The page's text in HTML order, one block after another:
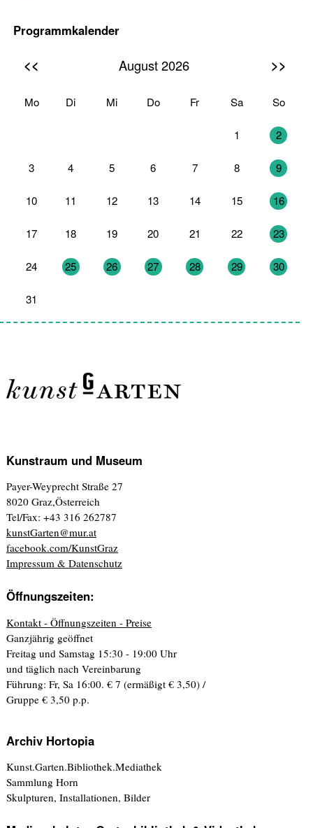
Programmkalender
<< August 2026 >>
Mo Di Mi Do Fr Sa So
1 2
3 4 5 6 7 8 9
10 11 12 13 14 15 16
17 18 19 20 21 22 23
24 25 26 27 28 29 30
31
Kunstraum und Museum
Payer-Weyprecht Straße 27
8020 Graz,Österreich
Tel/Fax: +43 316 262787
kunstGarten@mur.at
facebook.com/KunstGraz
Impressum & Datenschutz
Öffnungszeiten:
Kontakt - Öffnungszeiten - Preise
Ganzjährig geöffnet
Freitag und Samstag 15:30 - 19:00 Uhr
und täglich nach Vereinbarung
Führung: Fr, Sa 16:00. € 7 (ermäßigt € 3,50) /
Gruppe € 3,50 p.p.
Archiv Hortopia
Kunst.Garten.Bibliothek.Mediathek
Sammlung Horn
Skulpturen, Installationen, Bilder